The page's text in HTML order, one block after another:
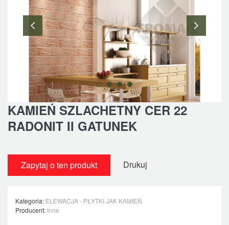
KAMIEŃ SZLACHETNY CER 22
RADONIT II GATUNEK
Zapytaj o ten produkt Drukuj
Kategoria: ELEWACJA - PŁYTKI JAK KAMIEŃ
Producent: Inne